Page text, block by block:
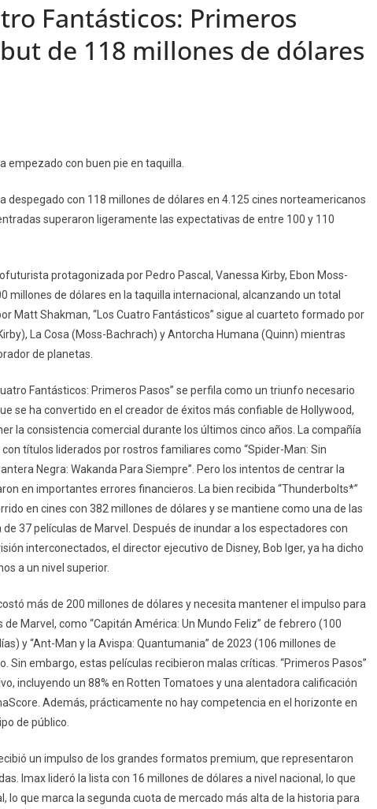
Fantásticos: Primeros
de 118 millones de dólares
empezado con buen pie en taquilla.
despegado con 118 millones de dólares en 4.125 cines norteamericanos
superaron ligeramente las expectativas de entre 100 y 110
protagonizada por Pedro Pascal, Vanessa Kirby, Ebon Moss-
millones de dólares en la taquilla internacional, alcanzando un total
Matt Shakman, “Los Cuatro Fantásticos” sigue al cuarteto formado por
La Cosa (Moss-Bachrach) y Antorcha Humana (Quinn) mientras
de planetas.
Fantásticos: Primeros Pasos” se perfila como un triunfo necesario
se ha convertido en el creador de éxitos más confiable de Hollywood,
la consistencia comercial durante los últimos cinco años. La compañía
títulos liderados por rostros familiares como “Spider-Man: Sin
Negra: Wakanda Para Siempre”. Pero los intentos de centrar la
en importantes errores financieros. La bien recibida “Thunderbolts*”
en cines con 382 millones de dólares y se mantiene como una de las
37 películas de Marvel. Después de inundar a los espectadores con
interconectados, el director ejecutivo de Disney, Bob Iger, ya ha dicho
a un nivel superior.
más de 200 millones de dólares y necesita mantener el impulso para
Marvel, como “Capitán América: Un Mundo Feliz” de febrero (100
y “Ant-Man y la Avispa: Quantumania” de 2023 (106 millones de
Sin embargo, estas películas recibieron malas críticas. “Primeros Pasos”
incluyendo un 88% en Rotten Tomatoes y una alentadora calificación
Además, prácticamente no hay competencia en el horizonte en
de público.
un impulso de los grandes formatos premium, que representaron
Imax lideró la lista con 16 millones de dólares a nivel nacional, lo que
lo que marca la segunda cuota de mercado más alta de la historia para